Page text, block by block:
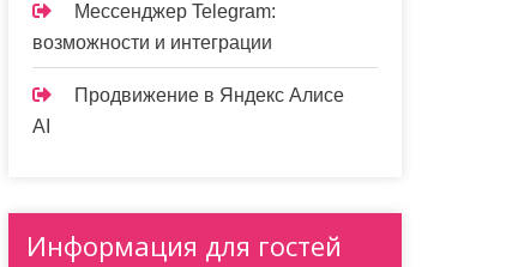
Мессенджер Telegram:
возможности и интеграции
Продвижение в Яндекс Алисе
AI
Информация для гостей